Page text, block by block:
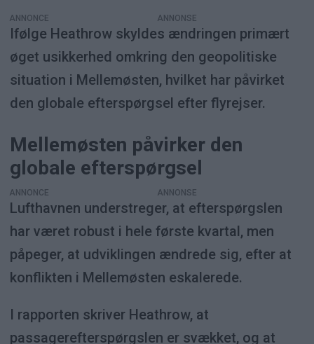
ANNONCE
Ifølge Heathrow skyldes ændringen primært
øget usikkerhed omkring den geopolitiske
situation i Mellemøsten, hvilket har påvirket
den globale efterspørgsel efter flyrejser.
Mellemøsten påvirker den
globale efterspørgsel
ANNONCE
Lufthavnen understreger, at efterspørgslen
har været robust i hele første kvartal, men
påpeger, at udviklingen ændrede sig, efter at
konflikten i Mellemøsten eskalerede.
I rapporten skriver Heathrow, at
passagerefterspørgslen er svækket, og at